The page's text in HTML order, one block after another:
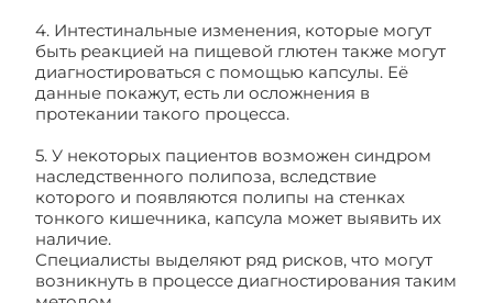
4. Интестинальные изменения, которые могут
быть реакцией на пищевой глютен также могут
диагностироваться с помощью капсулы. Её
данные покажут, есть ли осложнения в
протекании такого процесса.
5. У некоторых пациентов возможен синдром
наследственного полипоза, вследствие
которого и появляются полипы на стенках
тонкого кишечника, капсула может выявить их
наличие.
Специалисты выделяют ряд рисков, что могут
возникнуть в процессе диагностирования таким